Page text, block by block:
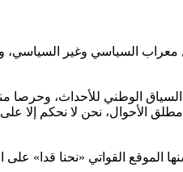
السياسي وغير السياسي،
السياق الوطني للأحداث،
الأحوال، نحن لا نحكم إلا على
الموقع القواتي «نحنا قدا»